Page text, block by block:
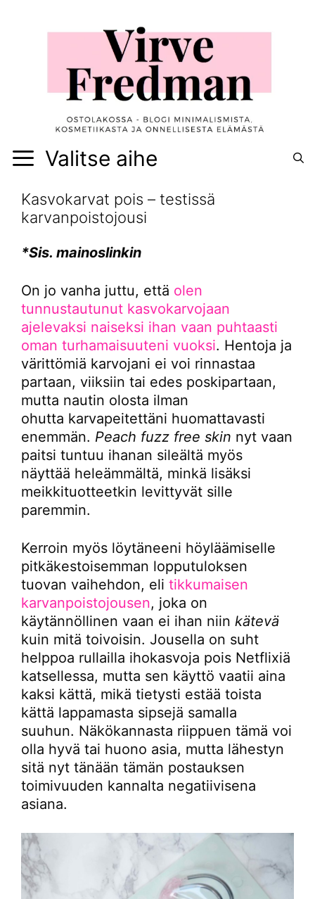
Valitse aihe
Kasvokarvat pois – testissä
karvanpoistojousi
*Sis. mainoslinkin
On jo vanha juttu, että olen
tunnustautunut kasvokarvojaan
ajelevaksi naiseksi ihan vaan puhtaasti
oman turhamaisuuteni vuoksi. Hentoja ja
värittömiä karvojani ei voi rinnastaa
partaan, viiksiin tai edes poskipartaan,
mutta nautin olosta ilman
ohutta karvapeitettäni huomattavasti
enemmän. Peach fuzz free skin nyt vaan
paitsi tuntuu ihanan sileältä myös
näyttää heleämmältä, minkä lisäksi
meikkituotteetkin levittyvät sille
paremmin.
Kerroin myös löytäneeni höyläämiselle
pitkäkestoisemman lopputuloksen
tuovan vaihehdon, eli tikkumaisen
karvanpoistojousen, joka on
käytännöllinen vaan ei ihan niin kätevä
kuin mitä toivoisin. Jousella on suht
helppoa rullailla ihokasvoja pois Netflixiä
katsellessa, mutta sen käyttö vaatii aina
kaksi kättä, mikä tietysti estää toista
kättä lappamasta sipsejä samalla
suuhun. Näkökannasta riippuen tämä voi
olla hyvä tai huono asia, mutta lähestyn
sitä nyt tänään tämän postauksen
toimivuuden kannalta negatiivisena
asiana.